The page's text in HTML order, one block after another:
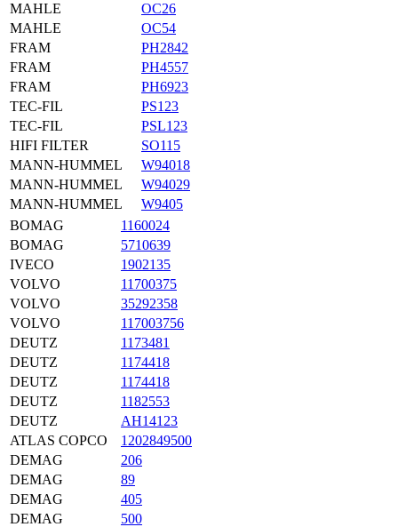
MAHLE
OC26
MAHLE
OC54
FRAM
PH2842
FRAM
PH4557
FRAM
PH6923
TEC-FIL
PS123
TEC-FIL
PSL123
HIFI FILTER
SO115
MANN-HUMMEL
W94018
MANN-HUMMEL
W94029
MANN-HUMMEL
W9405
BOMAG
1160024
BOMAG
5710639
IVECO
1902135
VOLVO
11700375
VOLVO
35292358
VOLVO
117003756
DEUTZ
1173481
DEUTZ
1174418
DEUTZ
1174418
DEUTZ
1182553
DEUTZ
AH14123
ATLAS COPCO
1202849500
DEMAG
206
DEMAG
89
DEMAG
405
DEMAG
500